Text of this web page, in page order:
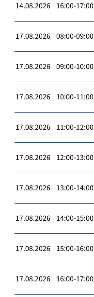
14.08.2026 16:00-17:00
17.08.2026 08:00-09:00
17.08.2026 09:00-10:00
17.08.2026 10:00-11:00
17.08.2026 11:00-12:00
17.08.2026 12:00-13:00
17.08.2026 13:00-14:00
17.08.2026 14:00-15:00
17.08.2026 15:00-16:00
17.08.2026 16:00-17:00